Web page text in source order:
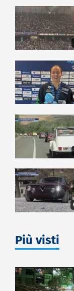
Più visti